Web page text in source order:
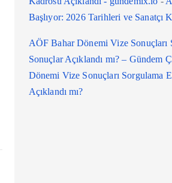
Başlıyor: 2026 Tarihleri ve Sanatçı
AÖF Bahar Dönemi Vize Sonuçları
Sonuçlar Açıklandı mı? – Gündem
Dönemi Vize Sonuçları Sorgulama
Açıklandı mı?